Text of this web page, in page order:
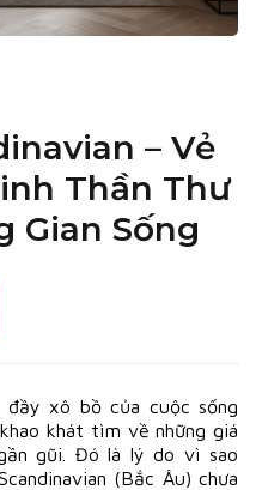
– Vẻ
Thần Thư
Gian Sống
đầy xô bồ của cuộc sống
khát tìm về những giá
gũi. Đó là lý do vì sao
(Bắc Âu) chưa